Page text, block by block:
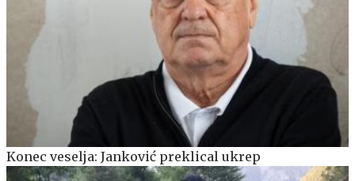
Konec veselja: Janković preklical ukrep